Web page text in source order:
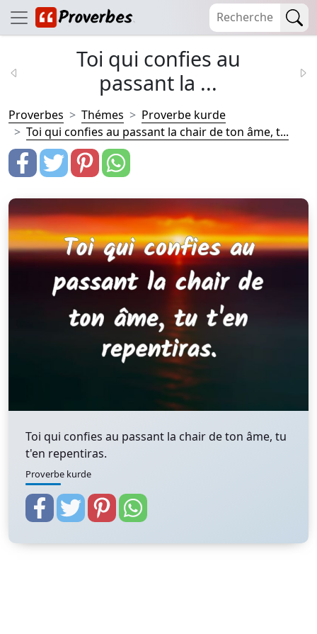
Toi qui confies au
passant la ...
Proverbes Thémes
Proverbe kurde
Toi qui confies au passant la chair de ton âme, t...
Toi qui confies au passant la chair de ton âme, tu
t'en repentiras.
Proverbe kurde